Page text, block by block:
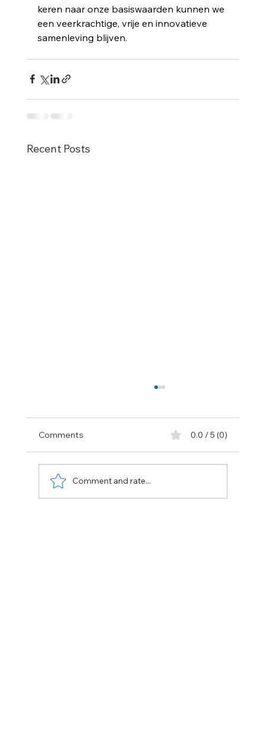
el
m
keren naar onze basiswaarden kunnen we
een veerkrachtige, vrije en innovatieve
samenleving blijven.
Recent Posts
Comments 0.0 / 5 (0)
Comment and rate...